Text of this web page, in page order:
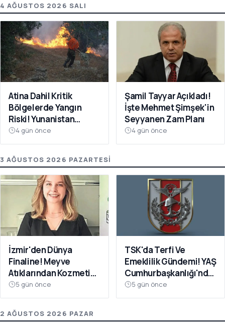
4 AĞUSTOS 2026 SALI
Atina Dahil Kritik
Bölgelerde Yangın
Riski! Yunanistan
Kırmızıya Büründü
4 gün önce
Şamil Tayyar Açıkladı!
İşte Mehmet Şimşek'in
Seyyanen Zam Planı
4 gün önce
3 AĞUSTOS 2026 PAZARTESI
İzmir'den Dünya
Finaline! Meyve
Atıklarından Kozmetik
Devrimi
5 gün önce
TSK'da Terfi Ve
Emeklilik Gündemi! YAŞ
Cumhurbaşkanlığı'nda
Toplanacak
5 gün önce
2 AĞUSTOS 2026 PAZAR